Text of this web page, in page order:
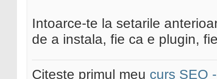
Intoarce-te la setarile
de a instala, fie ca e plugin,
Citeste primul meu curs SEO